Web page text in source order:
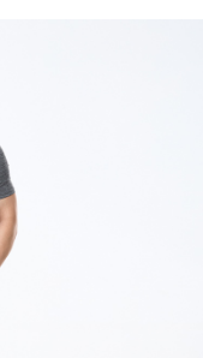
面顯示為準，若有關於
請聯繫「AFTEE先享後付
support/home
先享後付」服務完成之交
交易相關給付款項請求債
人之同意方可使用
失，本公司不負相關責
之用戶狀況，依本公司即
形，本公司將視審查結果